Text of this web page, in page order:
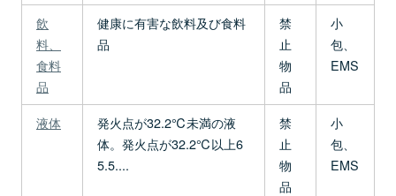
飲
料、
食料
品
健康に有害な飲料及び食料
品
禁
止
物
品
小
包、
EMS
液体
発火点が32.2℃未満の液
体。発火点が32.2℃以上6
5.5....
禁
止
物
品
小
包、
EMS